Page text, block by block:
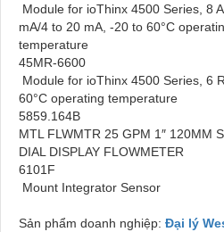
Module for ioThinx 4500 Series, 8
mA/4 to 20 mA, -20 to 60°C
temperature
45MR-6600
Module for ioThinx 4500 Series, 6
60°C operating temperature
5859.164B
MTL FLWMTR 25 GPM 1″ 120MM
DIAL DISPLAY FLOWMETER
6101F
Mount Integrator Sensor
Sản phẩm doanh nghiệp: Đại lý